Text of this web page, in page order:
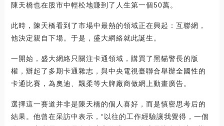
陳天橋也在股市中輕松地賺到了人生第一個50萬。
此時，陳天橋看到了市場中最熱的領域正在興起：互聯網，
他決定親自下場。于是，盛大網絡就此誕生。
一開始，盛大網絡只關注卡通領域，購買了黑貓警長的版
權，辦起了多期卡通雜志，與中央電視臺聯合舉辦全國性的
卡通比賽，為奧迪、飄柔等大牌廠商做網上動畫廣告。
選擇這一賽道并非是陳天橋的個人喜好，而是慎密思考后的
結果。他曾在采訪中表示，“以往的工作經驗讓我覺得，一個